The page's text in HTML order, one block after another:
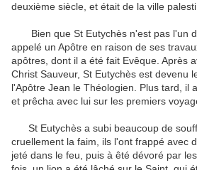
deuxième siècle et était de la ville
Bien que St Eutychès n'est pas l'un
appelé un Apôtre en raison de ses
apôtres dont il a été fait Evêque Après
Christ Sauveur, St Eutychès est devenu
l'Apôtre Jean le Théologien Plus tard, il
et prêcha avec lui sur les premiers
St Eutychès a subi beaucoup de
cruellement la faim ils l'ont frappé avec
jeté dans le feu , puis à êté dévoré par